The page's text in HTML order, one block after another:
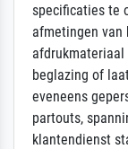
specificaties te
afmetingen van
beglazing of
eveneens
partouts,
klantendienst